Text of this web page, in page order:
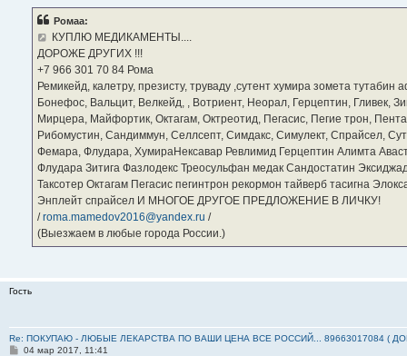
Ромаа:
КУПЛЮ МЕДИКАМЕНТЫ....
ДОРОЖЕ ДРУГИХ !!!
‪+7 966 301 70 84‬ Рома
Ремикейд, калетру, презисту, труваду ,сутент хумира зомета
Бонефос, Вальцит, Велкейд, , Вотриент, Неорал, Герцептин, Гливек,
Мирцера, Майфортик, Октагам, Октреотид, Пегасис, Пегие трон,
Рибомустин, Сандиммун, Селлсепт, Симдакс, Симулект, Спрайсел,
Фемара, Флудара, ХумираНексавар Ревлимид Герцептин Алимта
Флудара Зитига Фазлодекс Треосульфан медак Сандостатин
Таксотер Октагам Пегасис пегинтрон рекормон тайверб тасигна
Энплейт спрайсел И МНОГОЕ ДРУГОЕ ПРЕДЛОЖЕНИЕ В ЛИЧКУ!
/roma.mamedov2016@yandex.ru /
(Выезжаем в любые города России.)
Гость
Re: ПОКУПАЮ - ЛЮБЫЕ ЛЕКАРСТВА ПО ВАШИ ЦЕНА ВСЕ РОССИЙ... 89663017084 (
С04 мар 2017, 11:41